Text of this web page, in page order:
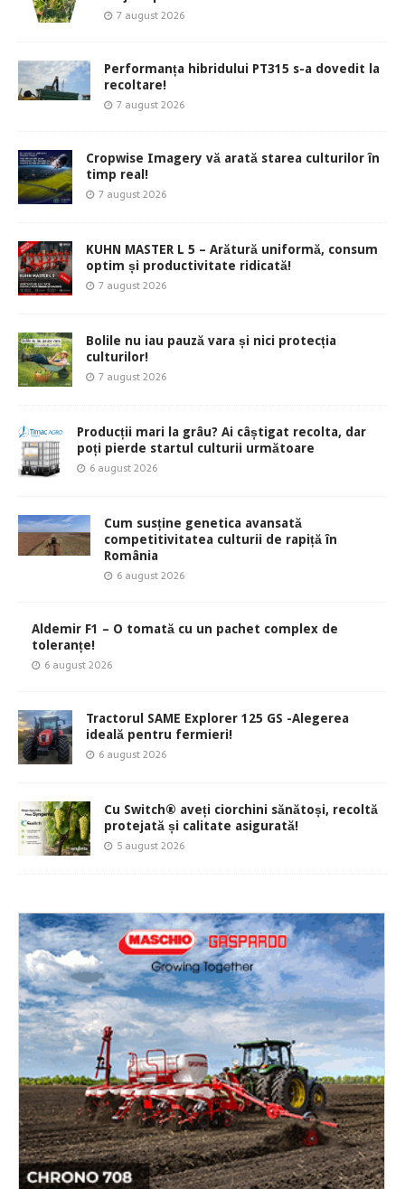
7 august 2026
Performanța hibridului PT315 s-a dovedit la
recoltare!
7 august 2026
Cropwise Imagery vă arată starea culturilor în
timp real!
7 august 2026
KUHN MASTER L 5 – Arătură uniformă, consum
optim și productivitate ridicată!
7 august 2026
Bolile nu iau pauză vara și nici protecția
culturilor!
7 august 2026
Producții mari la grâu? Ai câștigat recolta, dar
poți pierde startul culturii următoare
6 august 2026
Cum susține genetica avansată
competitivitatea culturii de rapiță în
România
6 august 2026
Aldemir F1 – O tomată cu un pachet complex de
toleranțe!
6 august 2026
Tractorul SAME Explorer 125 GS -Alegerea
ideală pentru fermieri!
6 august 2026
Cu Switch® aveți ciorchini sănătoși, recoltă
protejată și calitate asigurată!
5 august 2026